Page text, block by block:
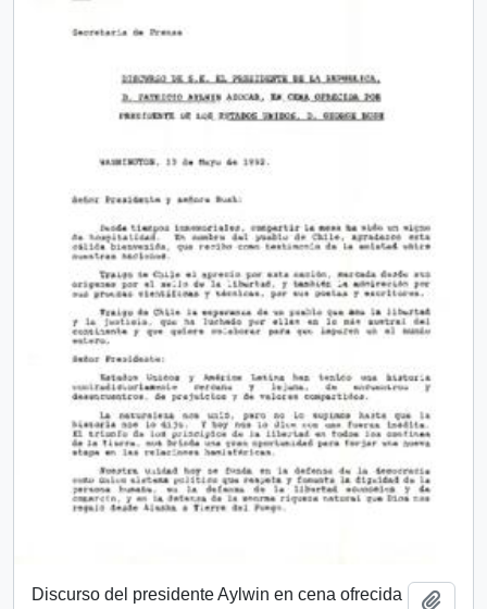
Discurso del presidente Aylwin en cena ofrecida